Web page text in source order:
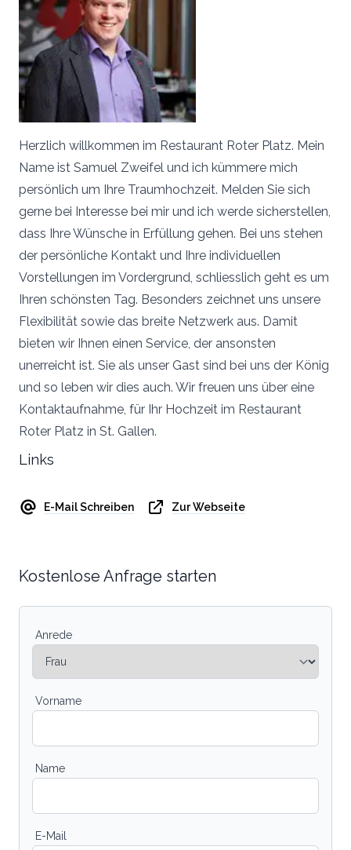
Herzlich willkommen im Restaurant Roter Platz. Mein
Name ist Samuel Zweifel und ich kümmere mich
persönlich um Ihre Traumhochzeit. Melden Sie sich
gerne bei Interesse bei mir und ich werde sicherstellen,
dass Ihre Wünsche in Erfüllung gehen. Bei uns stehen
der persönliche Kontakt und Ihre individuellen
Vorstellungen im Vordergrund, schliesslich geht es um
Ihren schönsten Tag. Besonders zeichnet uns unsere
Flexibilität sowie das breite Netzwerk aus. Damit
bieten wir Ihnen einen Service, der ansonsten
unerreicht ist. Sie als unser Gast sind bei uns der König
und so leben wir dies auch. Wir freuen uns über eine
Kontaktaufnahme, für Ihr Hochzeit im Restaurant
Roter Platz in St. Gallen.
Links
E-Mail Schreiben Zur Webseite
Kostenlose Anfrage starten
Anrede
Vorname
Name
E-Mail